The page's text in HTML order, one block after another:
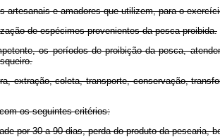
e amadores que utilizem, para o
de espécimes provenientes da pesca proibida.
os períodos de proibição da pesca,
extração, coleta, transporte, conservação,
os seguintes critérios:
por 30 a 90 dias, perda do produto da pescaria,